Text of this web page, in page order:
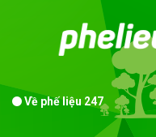
Về phế liệu 247